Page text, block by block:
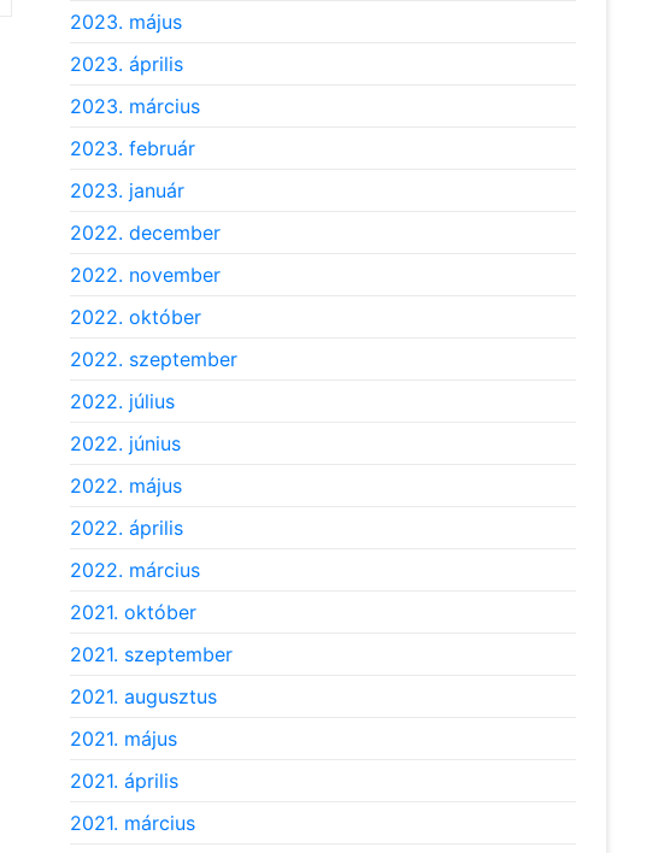
2023. május
2023. április
2023. március
2023. február
2023. január
2022. december
2022. november
2022. október
2022. szeptember
2022. július
2022. június
2022. május
2022. április
2022. március
2021. október
2021. szeptember
2021. augusztus
2021. május
2021. április
2021. március